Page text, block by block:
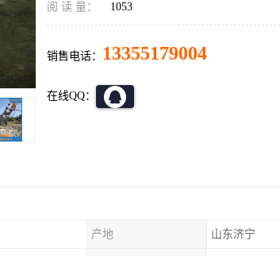
阅 读 量： 1053
销售电话： 13355179004
在线QQ：
产地 山东济宁